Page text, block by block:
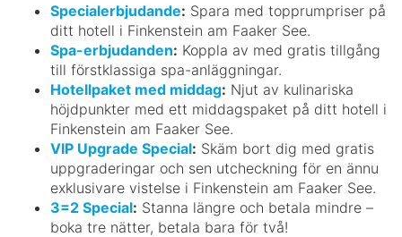
Specialerbjudande: Spara med topprumpriser på
ditt hotell i Finkenstein am Faaker See.
Spa-erbjudanden: Koppla av med gratis tillgång
till förstklassiga spa-anläggningar.
Hotellpaket med middag: Njut av kulinariska
höjdpunkter med ett middagspaket på ditt hotell i
Finkenstein am Faaker See.
VIP Upgrade Special: Skäm bort dig med gratis
uppgraderingar och sen utcheckning för en ännu
exklusivare vistelse i Finkenstein am Faaker See.
3=2 Special: Stanna längre och betala mindre –
boka tre nätter, betala bara för två!